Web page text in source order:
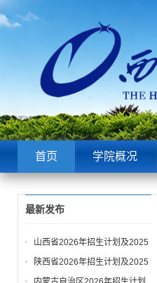
首页 学院概况
最新发布
山西省2026年招生计划及2025
年录取情况
陕西省2026年招生计划及2025
年录取情况